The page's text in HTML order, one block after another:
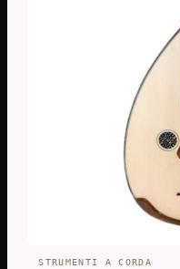
STRUMENTI A CORDA